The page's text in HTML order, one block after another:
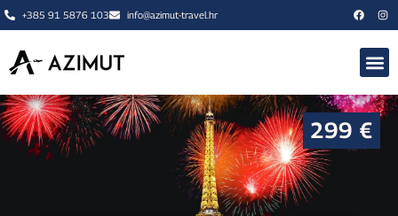
+385 91 5876 103 info@azimut-travel.hr
299 €